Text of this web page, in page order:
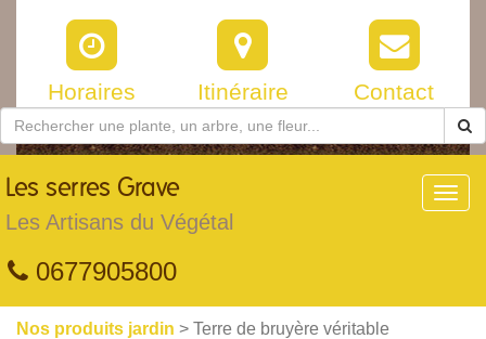
Horaires Itinéraire Contact
Les serres Grave
Les Artisans du Végétal
0677905800
Nos produits jardin > Terre de bruyère véritable